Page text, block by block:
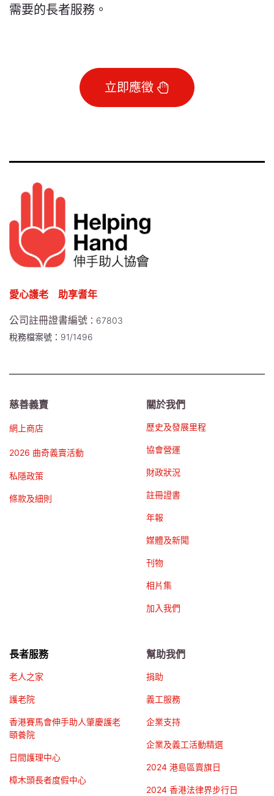
需要的長者服務。
立即應徵
愛心護老 助享耆年
公司註冊證書編號 ：67803
稅務檔案號：91/1496
慈善義賣
網上商店
2026 曲奇義賣活動
私隱政策
條款及細則
關於我們
歷史及發展里程
協會營運
財政狀況
註冊證書
年報
媒體及新聞
刊物
相片集
加入我們
長者服務
老人之家
護老院
香港賽馬會伸手助人肇慶護老
頤養院
日間護理中心
樟木頭長者度假中心
幫助我們
捐助
義工服務
企業支持
企業及義工活動精選
2024 港島區賣旗日
2024 香港法律界步行日